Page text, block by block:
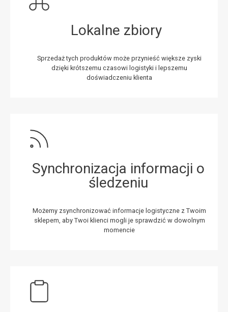
Lokalne zbiory
Sprzedaż tych produktów może przynieść większe zyski
dzięki krótszemu czasowi logistyki i lepszemu
doświadczeniu klienta
Synchronizacja informacji o
śledzeniu
Możemy zsynchronizować informacje logistyczne z Twoim
sklepem, aby Twoi klienci mogli je sprawdzić w dowolnym
momencie